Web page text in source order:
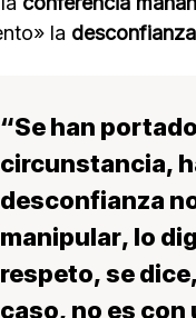
la desconfianza
“Se han
circunstancia,
desconfianza
manipular, lo
respeto, se dice,
caso, no es